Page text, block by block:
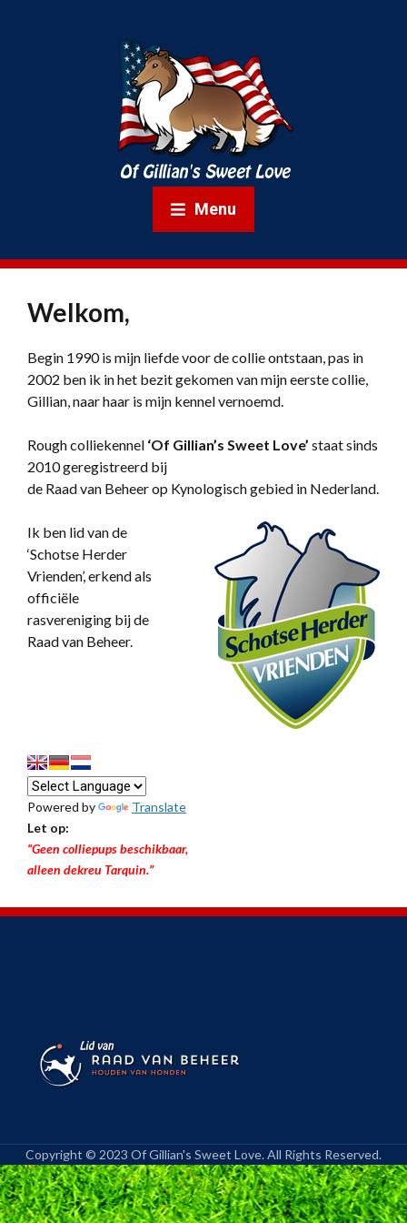
Menu
Welkom,
Begin 1990 is mijn liefde voor de collie ontstaan, pas in
2002 ben ik in het bezit gekomen van mijn eerste collie,
Gillian, naar haar is mijn kennel vernoemd.
Rough colliekennel ‘Of Gillian’s Sweet Love’ staat sinds
2010 geregistreerd bij
de Raad van Beheer op Kynologisch gebied in Nederland.
Ik ben lid van de
‘Schotse Herder
Vrienden’, erkend als
officiële
rasvereniging bij de
Raad van Beheer.
Powered by
Translate
Let op:
“Geen colliepups beschikbaar,
alleen dekreu Tarquin.”
Copyright © 2023 Of Gillian's Sweet Love. All Rights Reserved.